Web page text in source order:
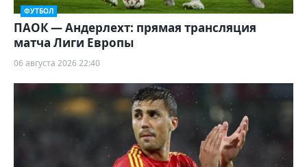
ФУТБОЛ
ПАОК — Андерлехт: прямая трансляция
матча Лиги Европы
06 августа 2026 22:40